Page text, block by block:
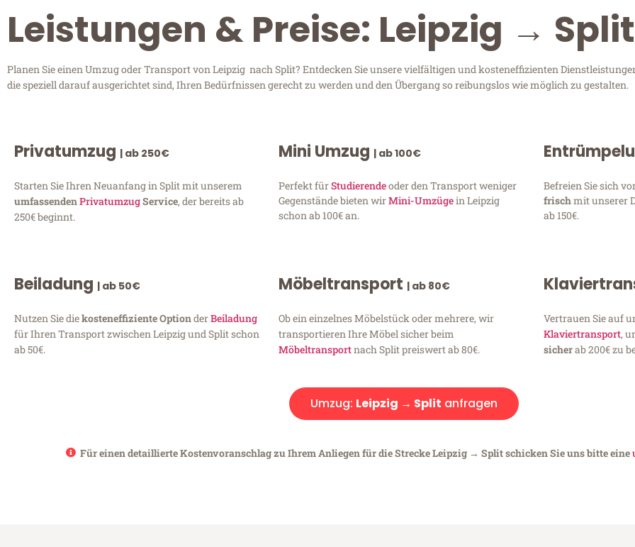
Leistungen & Preise: Leipzig → Split
Planen Sie einen Umzug oder Transport von Leipzig nach Split? Entdecken Sie unsere vielfältigen und kosteneffizienten
die speziell darauf ausgerichtet sind, Ihren Bedürfnissen gerecht zu werden und den Übergang so reibungslos wie möglich zu gestalten.
Privatumzug | ab 250€
Starten Sie Ihren Neuanfang in Split mit unserem
umfassendenPrivatumzugService, der bereits ab
250€ beginnt.
Mini Umzug | ab 100€
Perfekt fürStudierendeoder den Transport weniger
Gegenstände bieten wirMini-Umzügein Leipzig
schon ab 100€ an.
Befreien Sie sich
frischmit unserer
ab 150€.
Beiladung | ab 50€
Nutzen Sie diekosteneffiziente OptionderBeiladung
für Ihren Transport zwischen Leipzig und Split schon
ab 50€.
Möbeltransport | ab 80€
Ob ein einzelnes Möbelstück oder mehrere, wir
transportieren Ihre Möbel sicher beim
Möbeltransportnach Split preiswert ab 80€.
Vertrauen Sie auf
Klaviertransport,
sicherab 200€ zu
Umzug: Leipzig → Split anfragen
Für einen detaillierte Kostenvoranschlag zu Ihrem Anliegen für die Strecke Leipzig → Split schicken Sie uns bitte eine